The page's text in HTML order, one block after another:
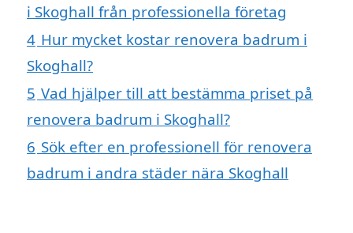
i Skoghall från professionella företag
4 Hur mycket kostar renovera badrum i
Skoghall?
5 Vad hjälper till att bestämma priset på
renovera badrum i Skoghall?
6 Sök efter en professionell för renovera
badrum i andra städer nära Skoghall